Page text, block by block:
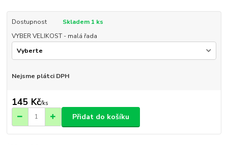
Dostupnost
Skladem 1 ks
VYBER VELIKOST - malá řada
Nejsme plátci DPH
145 Kč/ks
Přidat do košíku